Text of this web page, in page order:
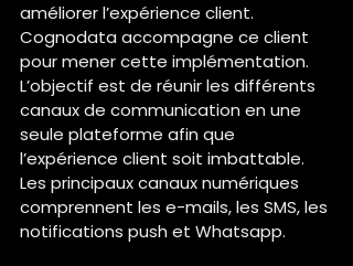
améliorer l’expérience client.
Cognodata accompagne ce client
pour mener cette implémentation.
L’objectif est de réunir les différents
canaux de communication en une
seule plateforme afin que
l’expérience client soit imbattable.
Les principaux canaux numériques
comprennent les e-mails, les SMS, les
notifications push et Whatsapp.